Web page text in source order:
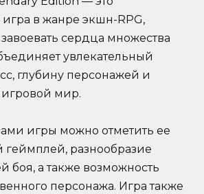
в жанре экшн-RPG,
сердца множества
увлекательный
глубину персонажей и
мир.
игры можно отметить ее
геймплей, разнообразие
боя, а также возможность
персонажа. Игра также